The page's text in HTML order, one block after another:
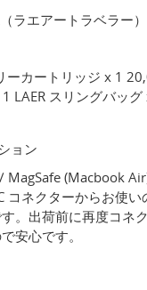
ラエアートラベラー）
ーカートリッジ x 1
LAER スリングバッグ
ョン
MagSafe (Macbook
コネクターからお使い
。出荷前に再度コネ
安心です。